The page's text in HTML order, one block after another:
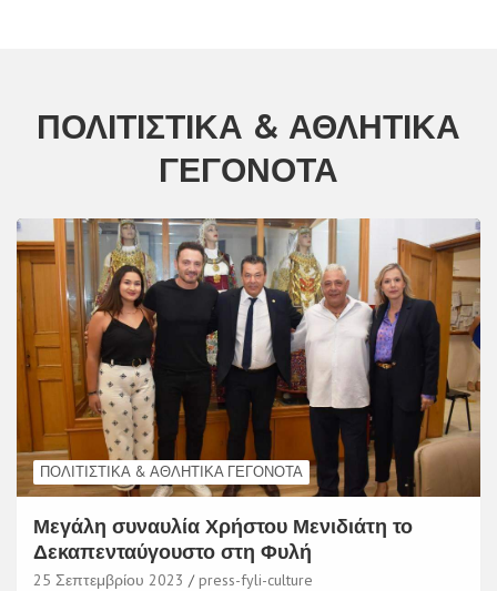
ΠΟΛΙΤΙΣΤΙΚΆ & ΑΘΛΗΤΙΚΆ
ΓΕΓΟΝΌΤΑ
ΠΟΛΙΤΙΣΤΙΚΆ & ΑΘΛΗΤΙΚΆ ΓΕΓΟΝΌΤΑ
Μεγάλη συναυλία Χρήστου Μενιδιάτη το
Δεκαπενταύγουστο στη Φυλή
25 Σεπτεμβρίου 2023 press-fyli-culture